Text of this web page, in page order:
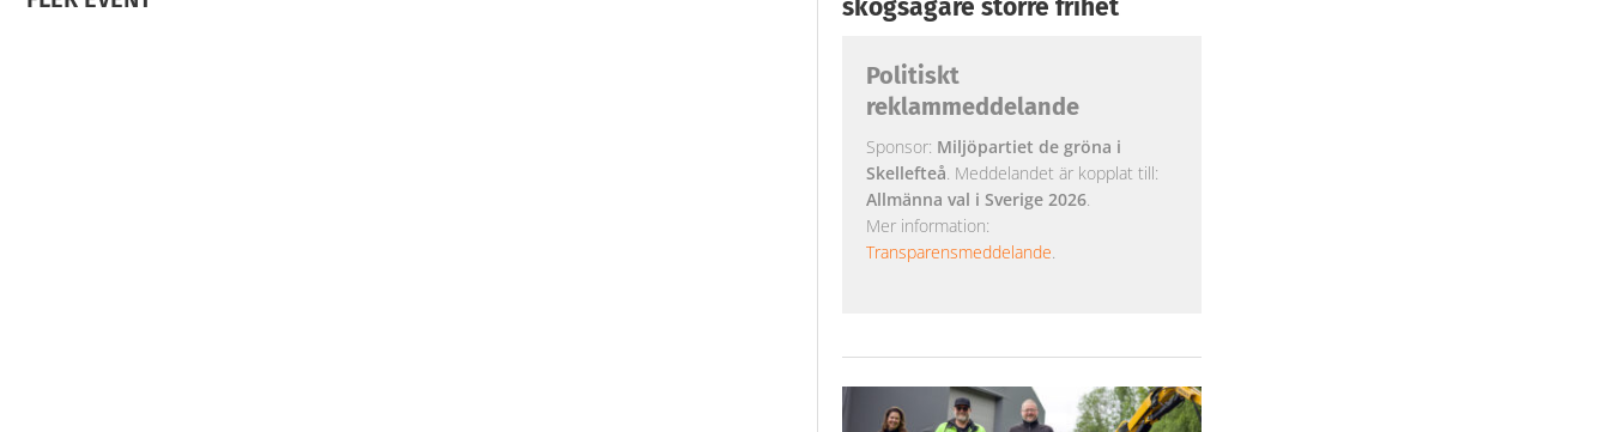
skogsägare större frihet
Politiskt
reklammeddelande
Sponsor: Miljöpartiet de gröna i
Skellefteå. Meddelandet är kopplat till:
Allmänna val i Sverige 2026.
Mer information:
Transparensmeddelande.